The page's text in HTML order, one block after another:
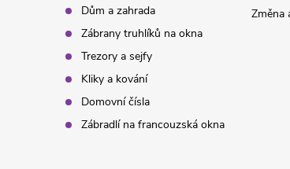
Dům a zahrada
Zábrany truhlíků na okna
Trezory a sejfy
Kliky a kování
Domovní čísla
Zábradlí na francouzská okna
Změna